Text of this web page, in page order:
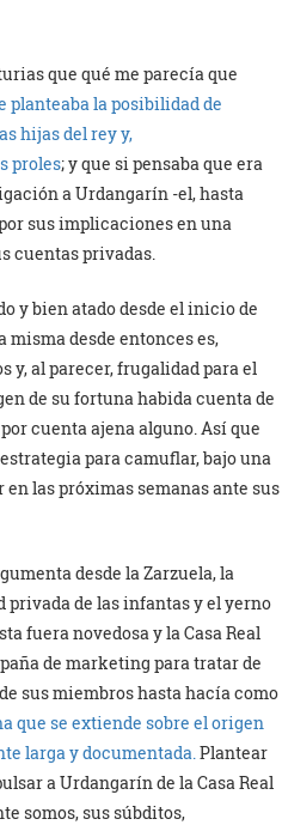
que qué me parecía que
planteaba la posibilidad de
hijas del rey y,
proles; y que si pensaba que era
a Urdangarín -el, hasta
sus implicaciones en una
cuentas privadas.
y bien atado desde el inicio de
misma desde entonces es,
y, al parecer, frugalidad para el
de su fortuna habida cuenta de
cuenta ajena alguno. Así que
para camuflar, bajo una
las próximas semanas ante sus
desde la Zarzuela, la
de las infantas y el yerno
fuera novedosa y la Casa Real
de marketing para tratar de
sus miembros hasta hacía como
que se extiende sobre el origen
larga y documentada. Plantear
a Urdangarín de la Casa Real
somos, sus súbditos,